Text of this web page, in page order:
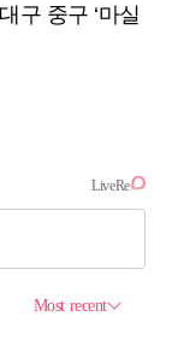
구 중구 ‘마실